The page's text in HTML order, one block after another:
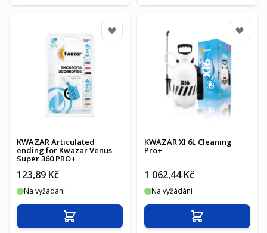
KWAZAR Articulated
ending for Kwazar Venus
Super 360 PRO+
123,89 Kč
Na vyžádání
Přidat do košíku
KWAZAR XI 6L Cleaning
Pro+
1 062,44 Kč
Na vyžádání
Přidat do košíku